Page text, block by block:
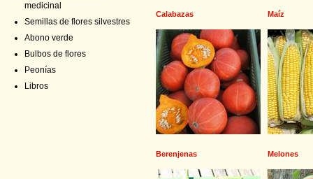
medicinal
Semillas de flores silvestres
Abono verde
Bulbos de flores
Peonías
Libros
Calabazas Maíz
Berenjenas Melones